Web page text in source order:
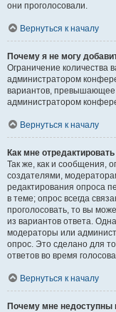
они проголосовали.
Вернуться к началу
Почему я не могу
Ограничение количества
администратором
вариантов, превышающее
администратором
Вернуться к началу
Как мне
Так же, как и сообщения,
создателями,
редактирования опроса
в теме; опрос всегда
проголосовать, то вы
из вариантов ответа.
модераторы или
опрос. Это сделано для
ответов во время
Вернуться к началу
Почему мне